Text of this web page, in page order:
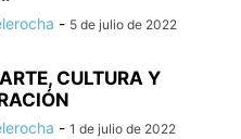
- 5 de julio de 2022
CULTURA Y
- 1 de julio de 2022